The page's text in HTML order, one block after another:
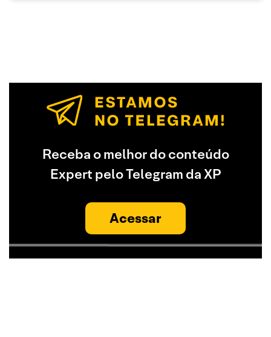
Receba o melhor do conteúdo
Expert pelo Telegram da XP
Acessar